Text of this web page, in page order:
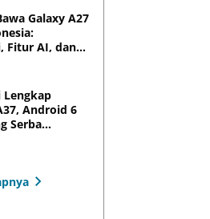
Galaxy A27
Fitur AI, dan
Lengkap
Android 6
Serba